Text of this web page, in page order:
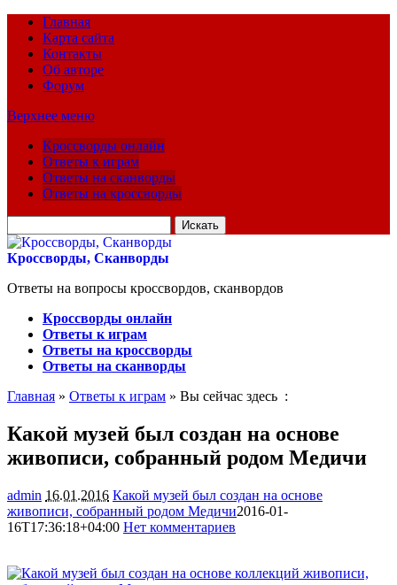
Главная
Карта сайта
Контакты
Об авторе
Форум
Верхнее меню
Кроссворды онлайн
Ответы к играм
Ответы на сканворды
Ответы на кроссворды
для:
Кроссворды, Сканворды
Ответы на вопросы кроссвордов, сканвордов
Кроссворды онлайн
Ответы к играм
Ответы на кроссворды
Ответы на сканворды
Главная » Ответы к играм » Вы сейчас здесь :
Какой музей был создан на основе
живописи, собранный родом Медичи
admin 16.01.2016 Какой музей был создан на основе
живописи, собранный родом Медичи2016-01-
16T17:36:18+04:00 Нет комментариев